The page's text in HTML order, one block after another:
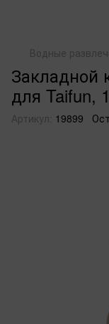
Водные
Закладной
для Taifun,
Артикул: 19899